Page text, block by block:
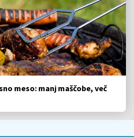
meso: manj maščobe, več